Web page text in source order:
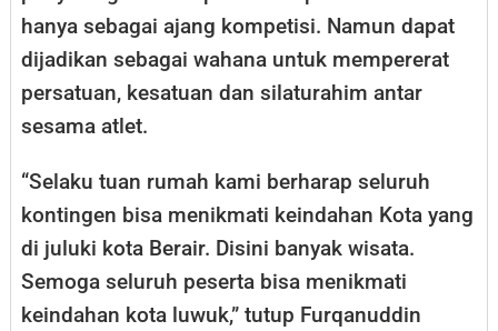
hanya sebagai ajang kompetisi. Namun dapat
dijadikan sebagai wahana untuk mempererat
persatuan, kesatuan dan silaturahim antar
sesama atlet.
“Selaku tuan rumah kami berharap seluruh
kontingen bisa menikmati keindahan Kota yang
di juluki kota Berair. Disini banyak wisata.
Semoga seluruh peserta bisa menikmati
keindahan kota luwuk,” tutup Furqanuddin